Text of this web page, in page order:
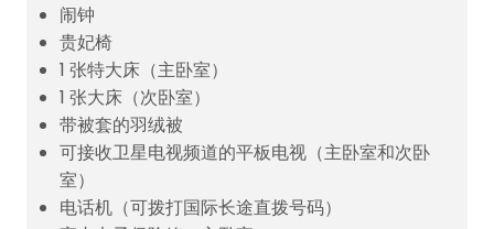
闹钟
贵妃椅
1 张特大床（主卧室）
1 张大床（次卧室）
带被套的羽绒被
可接收卫星电视频道的平板电视（主卧室和次卧
室）
电话机（可拨打国际长途直拨号码）